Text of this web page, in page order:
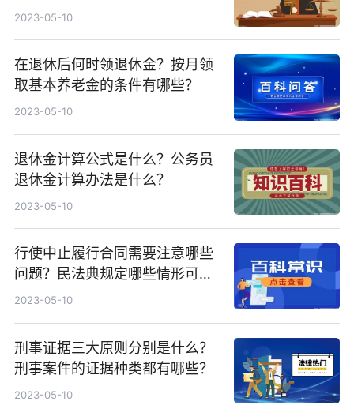
2023-05-10
在退休后何时领退休金？按月领
取基本养老金的条件有哪些？
2023-05-10
退休金计算公式是什么？公务员
退休金计算办法是什么？
2023-05-10
行使中止履行合同需要注意哪些
问题？民法典规定哪些情形可以
中止履行合同？
2023-05-10
刑事证据三大原则分别是什么？
刑事案件的证据种类都有哪些？
2023-05-10